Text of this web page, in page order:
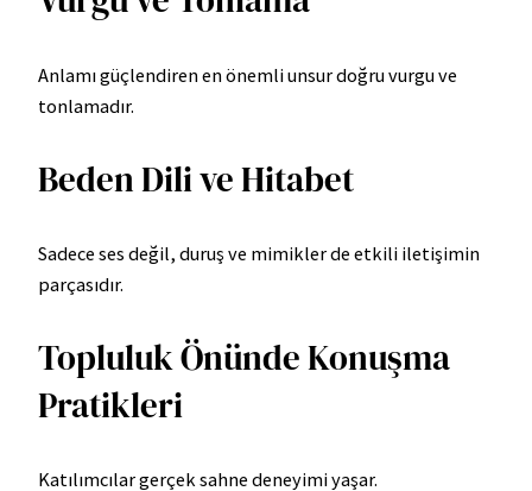
Anlamı güçlendiren en önemli unsur doğru vurgu ve
tonlamadır.
Beden Dili ve Hitabet
Sadece ses değil, duruş ve mimikler de etkili iletişimin
parçasıdır.
Topluluk Önünde Konuşma
Pratikleri
Katılımcılar gerçek sahne deneyimi yaşar.